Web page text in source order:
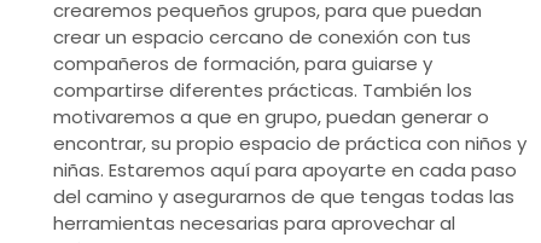
crearemos pequeños grupos, para que puedan
crear un espacio cercano de conexión con tus
compañeros de formación, para guiarse y
compartirse diferentes prácticas. También los
motivaremos a que en grupo, puedan generar o
encontrar, su propio espacio de práctica con niños y
niñas. Estaremos aquí para apoyarte en cada paso
del camino y asegurarnos de que tengas todas las
herramientas necesarias para aprovechar al